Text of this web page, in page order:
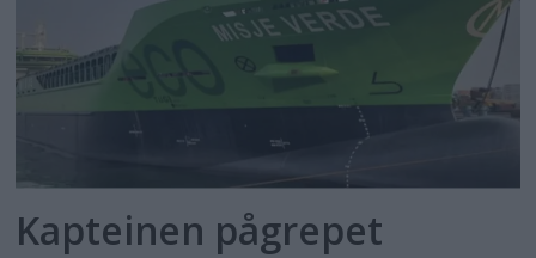
Kapteinen pågrepet